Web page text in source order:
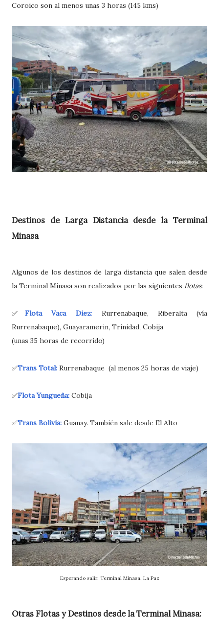
Coroico son al menos unas 3 horas (145 kms)
Destinos de Larga Distancia desde la Terminal
Minasa
Algunos de los destinos de larga distancia que salen desde
la Terminal Minasa son realizados por las siguientes flotas:
✅Flota Vaca Diez: Rurrenabaque, Riberalta (vía
Rurrenabaque), Guayaramerin, Trinidad, Cobija
(unas 35 horas de recorrido)
✅Trans Total: Rurrenabaque (al menos 25 horas de viaje)
✅Flota Yungueña: Cobija
✅Trans Bolivia: Guanay. También sale desde El Alto
Esperando salir, Terminal Minasa, La Paz
Otras Flotas y Destinos desde la Terminal Minasa: